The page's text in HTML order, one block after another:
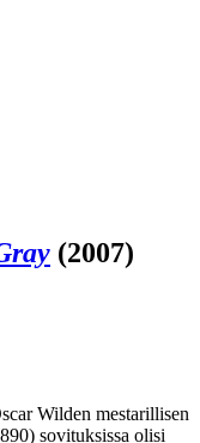
(2007)
Wilden mestarillisen
sovituksissa olisi